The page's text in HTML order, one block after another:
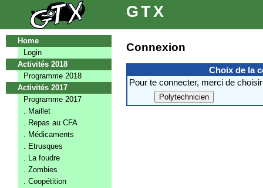
GTX
Home
Login
Activités 2018
Programme 2018
Activités 2017
Programme 2017
. Maillet
. Repas au CFA
. Médicaments
. Etrusques
. La foudre
. Zombies
. Coopétition
Connexion
Choix de la
Pour te connecter, merci de